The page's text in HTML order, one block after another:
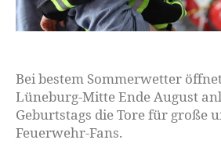
Bei bestem Sommerwetter
Lüneburg-Mitte Ende August
Geburtstags die Tore für große
Feuerwehr-Fans.